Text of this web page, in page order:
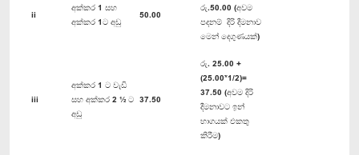
ii
අක්කර 1 සහ
අක්කර 1ට අඩු
50.00
රු.50.00 (අවම
පදනම් දිරි දීමනාව
මෙන් දෙගුණයක්)
iii
අක්කර 1 ට වැඩි
සහ අක්කර 2 ½ ට
අඩු
37.50
රු. 25.00 +
(25.00*1/2)=
37.50 (අවම දිරි
දීමනාවට ඉන්
භාගයක් එකතු
කිරීම)